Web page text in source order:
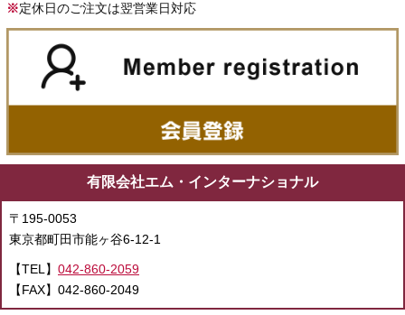
※定休日のご注文は翌営業日対応
有限会社エム・インターナショナル
〒195-0053
東京都町田市能ヶ谷6-12-1
【TEL】 042-860-2059
【FAX】042-860-2049